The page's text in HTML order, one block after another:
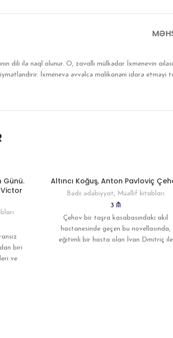
dili ilə nəql olunur. O, zavallı mülkədar İxmenevin
İxmenevə əvvəlcə malikanəni idarə etməyi
Günü.
biri
ve
Altıncı Koğuş, Anton Pavloviç
Bədii ədəbiyyat Müəllif kitabları
3 ₼
Çehov bir taşra kasabasındaki akıl
hastanesinde geçen bu novellasında,
eğitimli bir hasta olan İvan Dmitriç ile